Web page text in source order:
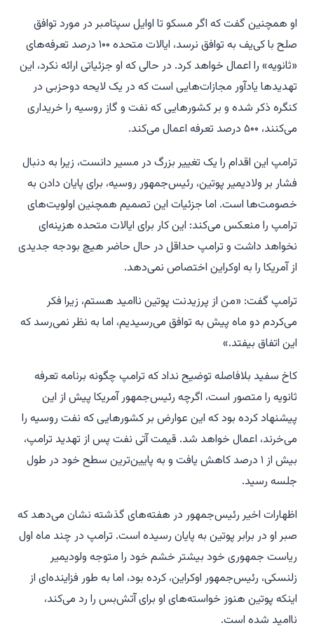
او همچنین گفت که اگر مسکو تا اوایل سپتامبر در مورد توافق
صلح با کی‌یف به توافق نرسد، ایالات متحده ۱۰۰ درصد تعرفه‌های
«ثانویه» را اعمال خواهد کرد. در حالی که او جزئیاتی ارائه نکرد، این
تهدیدها یادآور مجازات‌هایی است که در یک لایحه دوحزبی در
کنگره ذکر شده و بر کشورهایی که نفت و گاز روسیه را خریداری
می‌کنند، ۵۰۰ درصد تعرفه اعمال می‌کند.
ترامپ این اقدام را یک تغییر بزرگ در مسیر دانست، زیرا به دنبال
فشار بر ولادیمیر پوتین، رئیس‌جمهور روسیه، برای پایان دادن به
خصومت‌ها است. اما جزئیات این تصمیم همچنین اولویت‌های
ترامپ را منعکس می‌کند: این کار برای ایالات متحده هزینه‌ای
نخواهد داشت و ترامپ حداقل در حال حاضر هیچ بودجه جدیدی
از آمریکا را به اوکراین اختصاص نمی‌دهد.
ترامپ گفت: «من از پرزیدنت پوتین ناامید هستم، زیرا فکر
می‌کردم دو ماه پیش به توافق می‌رسیدیم، اما به نظر نمی‌رسد که
این اتفاق بیفتد.»
کاخ سفید بلافاصله توضیح نداد که ترامپ چگونه برنامه تعرفه
ثانویه را متصور است، اگرچه رئیس‌جمهور آمریکا پیش از این
پیشنهاد کرده بود که این عوارض بر کشورهایی که نفت روسیه را
می‌خرند، اعمال خواهد شد. قیمت آتی نفت پس از تهدید ترامپ،
بیش از ۱ درصد کاهش یافت و به پایین‌ترین سطح خود در طول
جلسه رسید.
اظهارات اخیر رئیس‌جمهور در هفته‌های گذشته نشان می‌دهد که
صبر او در برابر پوتین به پایان رسیده است. ترامپ در چند ماه اول
ریاست جمهوری خود بیشتر خشم خود را متوجه ولودیمیر
زلنسکی، رئیس‌جمهور اوکراین، کرده بود، اما به طور فزاینده‌ای از
اینکه پوتین هنوز خواسته‌های او برای آتش‌بس را رد می‌کند،
ناامید شده است.